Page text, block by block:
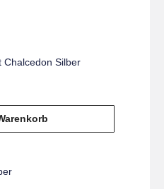
Chalcedon Silber